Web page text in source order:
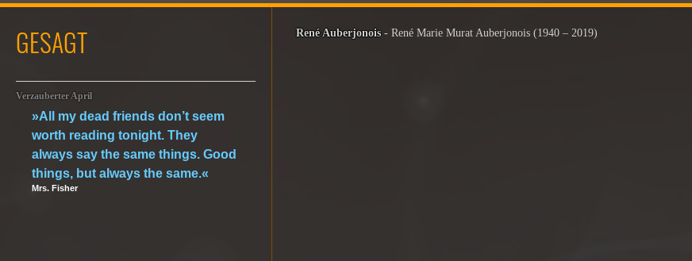
René Auberjonois- René Marie Murat Auberjonois (1940 – 2019)
GESAGT
Verzauberter April
»All my dead friends don’t seem
worth reading tonight. They
always say the same things. Good
things, but always the same.«
Mrs. Fisher